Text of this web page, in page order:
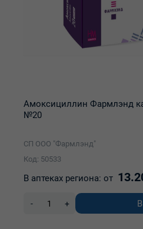
Амоксициллин Фармлэнд
№20
СП ООО "Фармлэнд"
Код: 50533
В аптеках региона: от
- +